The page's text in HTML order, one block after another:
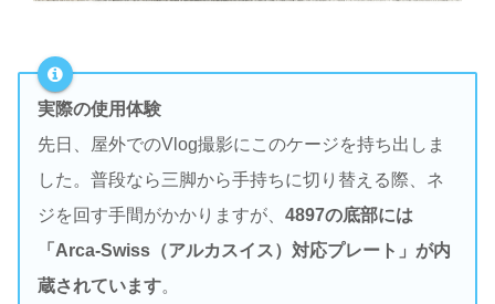
実際の使用体験
先日、屋外でのVlog撮影にこのケージを持ち出しま
した。普段なら三脚から手持ちに切り替える際、ネ
ジを回す手間がかかりますが、 4897の底部には
「Arca-Swiss（アルカスイス）対応プレート」が内
蔵されています。